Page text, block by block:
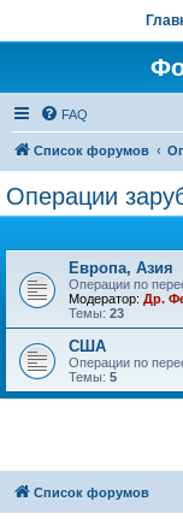
FAQ
Список форумов
Операции
Европа, Азия
Операции по
Модератор: Др.
Темы: 23
США
Операции по
Темы: 5
Список форумов